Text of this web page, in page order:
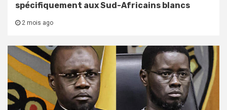
spécifiquement aux Sud-Africains blancs
2 mois ago